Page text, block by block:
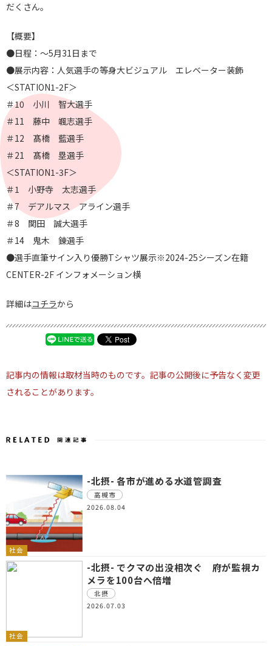
だくさん。
【概要】
●日程：～5月31日まで
●展示内容：人気選手の等身大ビジュアル エレベーター装飾
＜STATION1-2F＞
＃10 小川 智大選手
＃11 藤中 颯志選手
＃12 髙橋 藍選手
＃21 髙橋 塁選手
＜STATION1-3F＞
＃1 小野寺 太志選手
＃7 デアルマス アライン選手
＃8 関田 誠大選手
＃14 鬼木 錬選手
●選手直筆サイン入り優勝Tシャツ展示※2024-25シーズン在籍
CENTER-2F インフォメーション横
詳細はコチラから
記事内の情報は取材当時のものです。記事の公開後に予告なく変更
されることがあります。
社会
-北摂- 各市が進める水道管調査
高槻市
2026.08.04
社会
-北摂- でクマの出没相次ぐ 府が監視カ
メラを100台へ倍増
北摂
2026.07.03